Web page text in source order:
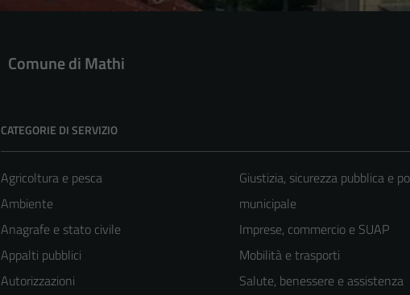
Comune di Mathi
CATEGORIE DI SERVIZIO
Agricoltura e pesca
Ambiente
Anagrafe e stato civile
Appalti pubblici
Autorizzazioni
Giustizia, sicurezza pubblica e
municipale
Imprese, commercio e SUAP
Mobilità e trasporti
Salute, benessere e assistenza